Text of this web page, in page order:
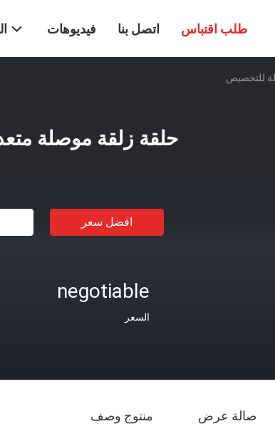
فيديوهات اتصل بنا طلب اقتباس
للتخصيص
حلقة زلقة موصلة
افضل سعر
negotiable
السعر
صالة عرض منتوج وصف